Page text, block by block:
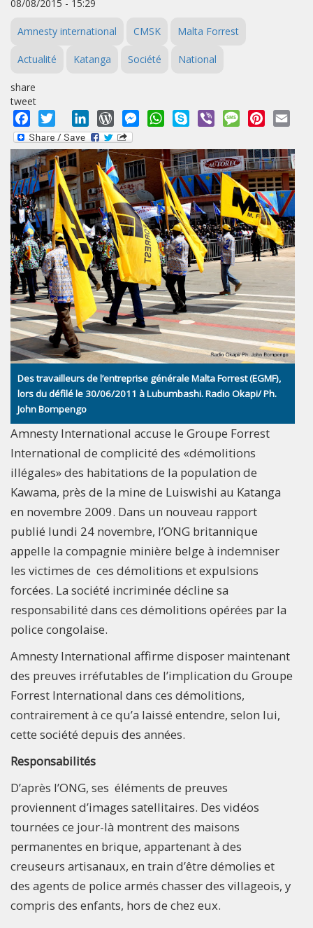
08/08/2015 - 15:29
Amnesty international CMSK Malta Forrest
Actualité Katanga Société National
share
tweet
Facebook
Twitter LinkedInWordPressMessengerWhatsApp
Skype Viber MessagePinterest
Des travailleurs de l’entreprise générale Malta Forrest (EGMF),
lors du défilé le 30/06/2011 à Lubumbashi. Radio Okapi/ Ph.
John Bompengo
Amnesty International accuse le Groupe Forrest
International de complicité des «démolitions
illégales» des habitations de la population de
Kawama, près de la mine de Luiswishi au Katanga
en novembre 2009. Dans un nouveau rapport
publié lundi 24 novembre, l’ONG britannique
appelle la compagnie minière belge à indemniser
les victimes de ces démolitions et expulsions
forcées. La société incriminée décline sa
responsabilité dans ces démolitions opérées par la
police congolaise.
Amnesty International affirme disposer maintenant
des preuves irréfutables de l’implication du Groupe
Forrest International dans ces démolitions,
contrairement à ce qu’a laissé entendre, selon lui,
cette société depuis des années.
Responsabilités
D’après l’ONG, ses éléments de preuves
proviennent d’images satellitaires. Des vidéos
tournées ce jour-là montrent des maisons
permanentes en brique, appartenant à des
creuseurs artisanaux, en train d’être démolies et
des agents de police armés chasser des villageois, y
compris des enfants, hors de chez eux.